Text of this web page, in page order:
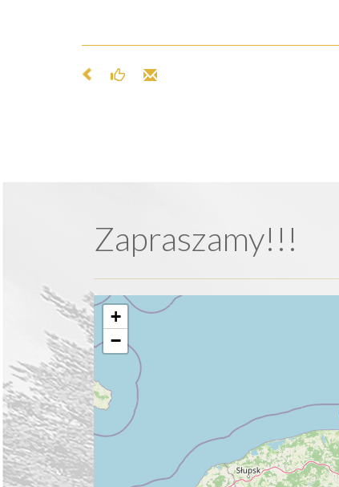
Zapraszamy!!!
+
−